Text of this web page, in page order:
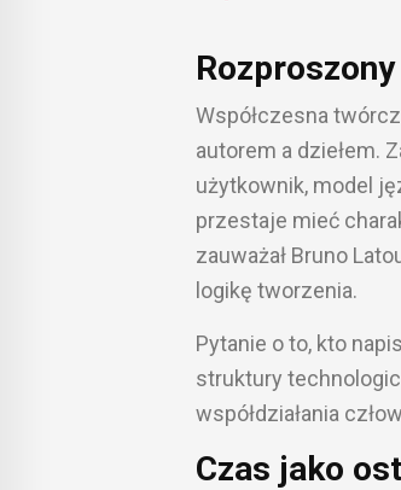
Współczesna
autorem a dziełem.
użytkownik, model
przestaje mieć
zauważał Bruno
logikę tworzenia.
Pytanie o to, kto
struktury
współdziałania
Czas jako